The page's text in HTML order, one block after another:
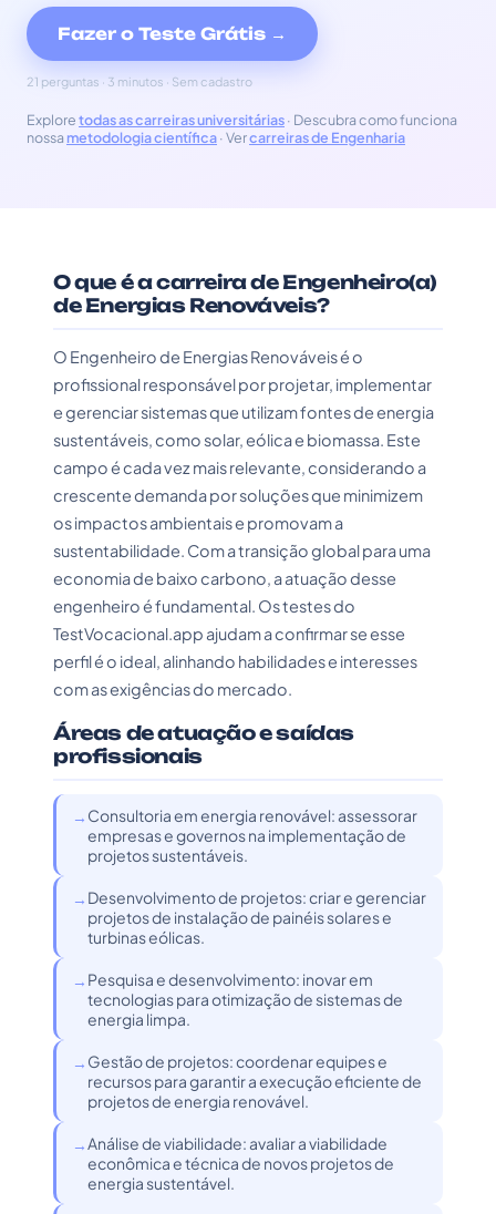
Fazer o Teste Grátis →
21 perguntas · 3 minutos · Sem cadastro
Exploretodas as carreiras universitárias· Descubra como funciona
nossa metodologia científica· Vercarreiras de Engenharia
O que é a carreira de Engenheiro(a)
de Energias Renováveis?
O Engenheiro de Energias Renováveis é o
profissional responsável por projetar, implementar
e gerenciar sistemas que utilizam fontes de energia
sustentáveis, como solar, eólica e biomassa. Este
campo é cada vez mais relevante, considerando a
crescente demanda por soluções que minimizem
os impactos ambientais e promovam a
sustentabilidade. Com a transição global para uma
economia de baixo carbono, a atuação desse
engenheiro é fundamental. Os testes do
TestVocacional.app ajudam a confirmar se esse
perfil é o ideal, alinhando habilidades e interesses
com as exigências do mercado.
Áreas de atuação e saídas
profissionais
Consultoria em energia renovável: assessorar
empresas e governos na implementação de
projetos sustentáveis.
Desenvolvimento de projetos: criar e gerenciar
projetos de instalação de painéis solares e
turbinas eólicas.
Pesquisa e desenvolvimento: inovar em
tecnologias para otimização de sistemas de
energia limpa.
Gestão de projetos: coordenar equipes e
recursos para garantir a execução eficiente de
projetos de energia renovável.
Análise de viabilidade: avaliar a viabilidade
econômica e técnica de novos projetos de
energia sustentável.